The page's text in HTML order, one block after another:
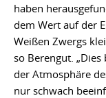
haben
dem Wert auf der
Weißen Zwergs
so Berengut.
der Atmosphäre
nur schwach